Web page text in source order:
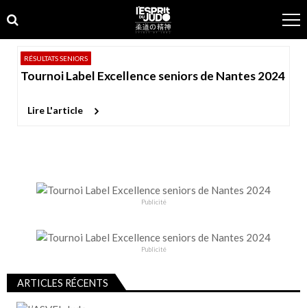
to
navigation
to
content
RÉSULTATS SENIORS
Tournoi Label Excellence seniors de Nantes 2024
Lire L'article
Publicité
Publicité
ARTICLES RÉCENTS